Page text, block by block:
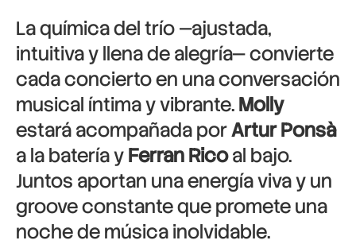
La química del trío —ajustada,
intuitiva y llena de alegría— convierte
cada concierto en una conversación
musical íntima y vibrante.Molly
estará acompañada porArtur Ponsà
a la batería yFerran Ricoal bajo.
Juntos aportan una energía viva y un
groove constante que promete una
noche de música inolvidable.